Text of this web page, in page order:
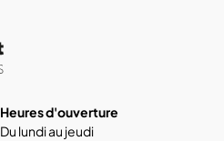
Heures d'ouverture
Du lundi au jeudi